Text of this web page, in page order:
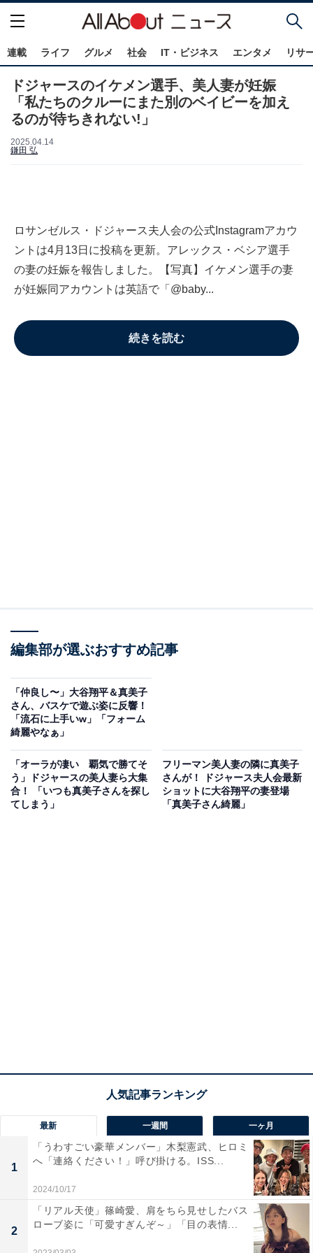
連載 ライフ グルメ 社会 IT・ビジネス エンタメ リサ
ドジャースのイケメン選手、美人妻が妊娠
「私たちのクルーにまた別のベイビーを加え
るのが待ちきれない!」
2025.04.14
鎌田 弘
ロサンゼルス・ドジャース夫人会の公式Instagramアカウ
ントは4月13日に投稿を更新。アレックス・ベシア選手
の妻の妊娠を報告しました。【写真】イケメン選手の妻
が妊娠同アカウントは英語で「@baby...
続きを読む
編集部が選ぶおすすめ記事
「仲良し〜」大谷翔平＆真美子
さん、バスケで遊ぶ姿に反響！
「流石に上手いw」「フォーム
綺麗やなぁ」
「オーラが凄い 覇気で勝てそ
う」ドジャースの美人妻ら大集
合！ 「いつも真美子さんを探し
てしまう」
フリーマン美人妻の隣に真美子
さんが！ ドジャース夫人会最新
ショットに大谷翔平の妻登場
「真美子さん綺麗」
最新 一週間 一ヶ月
1
「うわすごい豪華メンバー」木梨憲武、ヒロミ
へ「連絡ください！」呼び掛ける。ISS...
2024/10/17
2
「リアル天使」篠崎愛、肩をちら見せしたバス
ローブ姿に「可愛すぎんぞ～」「目の表情...